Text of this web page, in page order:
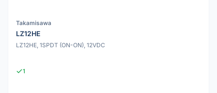
Takamisawa
LZ12HE
LZ12HE, 1SPDT (ON-ON), 12VDC
1